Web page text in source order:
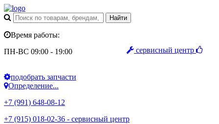
сервисный центр
Время работы:
ПН-ВС 09:00 - 19:00
подобрать запчасти
Определение...
+7 (991) 648-08-12
+7 (915) 018-02-36 - сервисный центр